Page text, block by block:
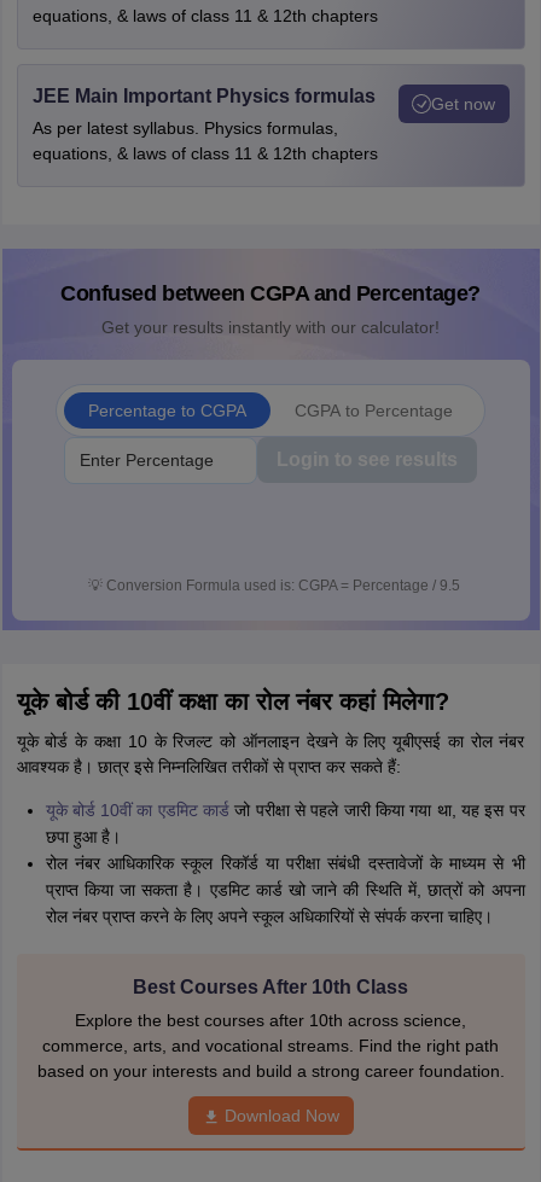
equations, & laws of class 11 & 12th chapters
JEE Main Important Physics formulas
As per latest syllabus. Physics formulas,
equations, & laws of class 11 & 12th chapters
Get now
Confused between CGPA and Percentage?
Get your results instantly with our calculator!
Percentage to CGPA CGPA to Percentage
Login to see results
💡 Conversion Formula used is: CGPA = Percentage / 9.5
यूके बोर्ड की 10वीं कक्षा का रोल नंबर कहां मिलेगा?
यूके बोर्ड के कक्षा 10 के रिजल्ट को ऑनलाइन देखने के लिए यूबीएसई का रोल नंबर
आवश्यक है। छात्र इसे निम्नलिखित तरीकों से प्राप्त कर सकते हैं:
यूके बोर्ड 10वीं का एडमिट कार्ड जो परीक्षा से पहले जारी किया गया था, यह इस पर
छपा हुआ है।
रोल नंबर आधिकारिक स्कूल रिकॉर्ड या परीक्षा संबंधी दस्तावेजों के माध्यम से भी
प्राप्त किया जा सकता है। एडमिट कार्ड खो जाने की स्थिति में, छात्रों को अपना
रोल नंबर प्राप्त करने के लिए अपने स्कूल अधिकारियों से संपर्क करना चाहिए।
Best Courses After 10th Class
Explore the best courses after 10th across science,
commerce, arts, and vocational streams. Find the right path
based on your interests and build a strong career foundation.
Download Now